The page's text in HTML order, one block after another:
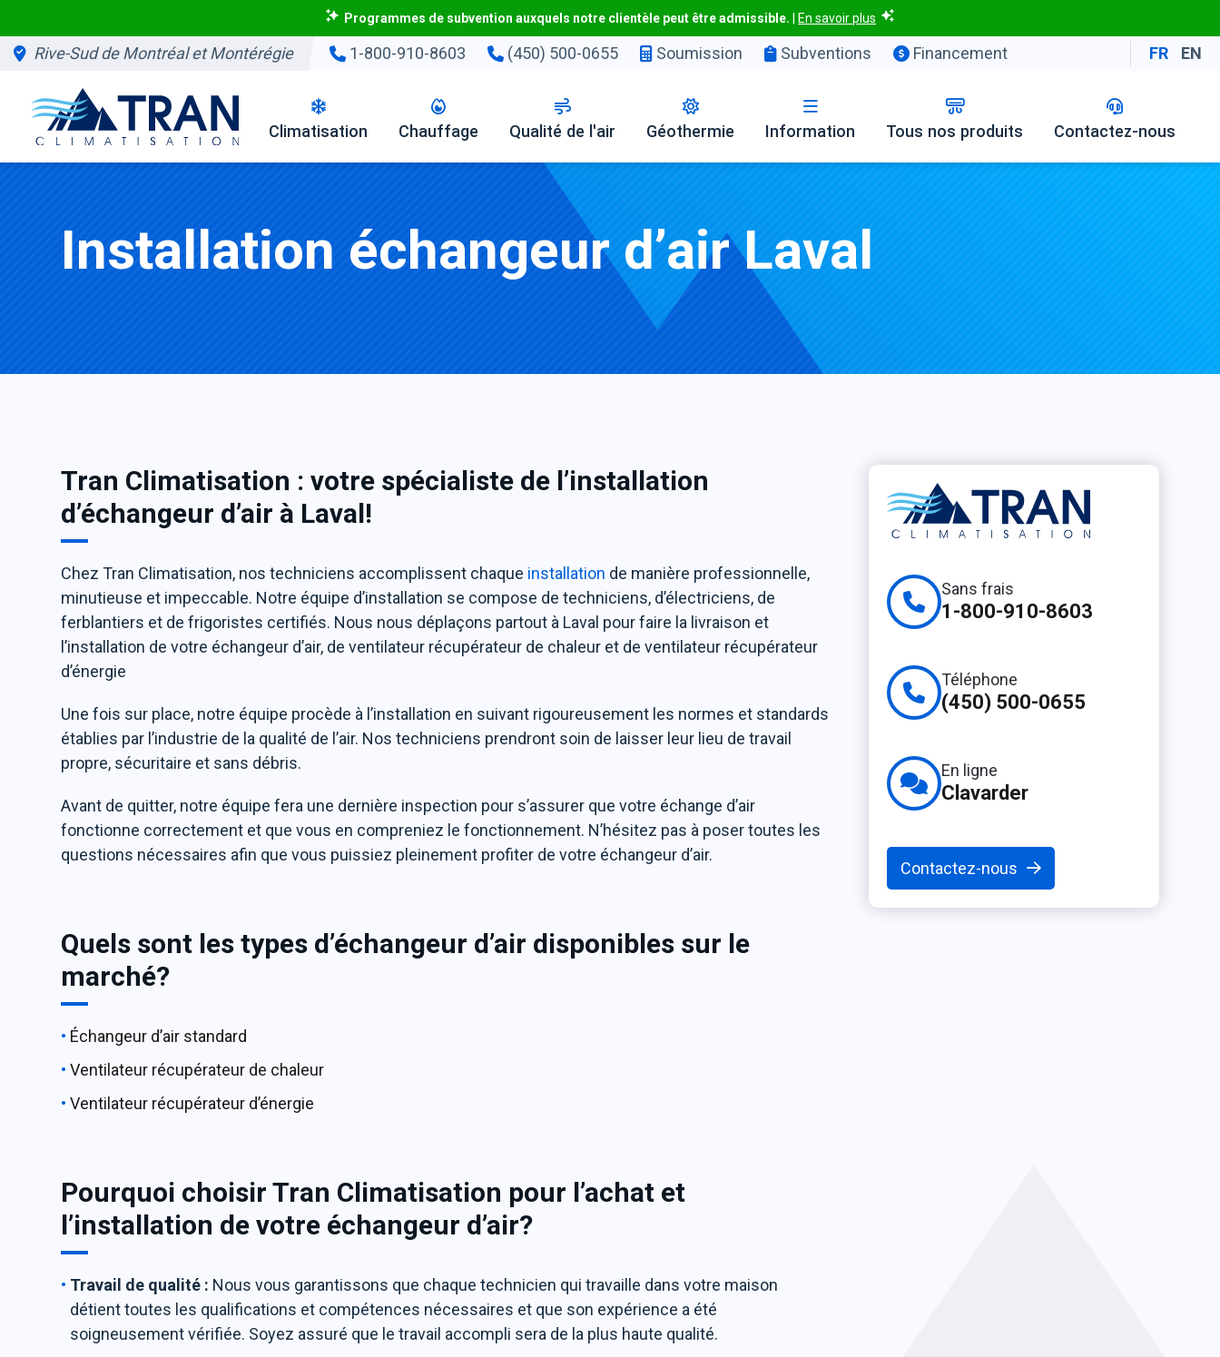
Programmes de subvention auxquels notre clientèle peut être admissible. En savoir plus
Rive-Sud de Montréal et Montérégie 1-800-910-8603 (450) 500-0655 Soumission Subventions Financement FR EN
Climatisation Chauffage Qualité de l'air Géothermie Information Tous nos produits Contactez-nous
Installation échangeur d’air Laval
Tran Climatisation : votre spécialiste de l’installation
d’échangeur d’air à Laval!
Chez Tran Climatisation, nos techniciens accomplissent chaque installation de manière professionnelle,
minutieuse et impeccable. Notre équipe d’installation se compose de techniciens, d’électriciens, de
ferblantiers et de frigoristes certifiés. Nous nous déplaçons partout à Laval pour faire la livraison et
l’installation de votre échangeur d’air, de ventilateur récupérateur de chaleur et de ventilateur récupérateur
d’énergie
Une fois sur place, notre équipe procède à l’installation en suivant rigoureusement les normes et standards
établies par l’industrie de la qualité de l’air. Nos techniciens prendront soin de laisser leur lieu de travail
propre, sécuritaire et sans débris.
Avant de quitter, notre équipe fera une dernière inspection pour s’assurer que votre échange d’air
fonctionne correctement et que vous en compreniez le fonctionnement. N’hésitez pas à poser toutes les
questions nécessaires afin que vous puissiez pleinement profiter de votre échangeur d’air.
Quels sont les types d’échangeur d’air disponibles sur le
marché?
Échangeur d’air standard
Ventilateur récupérateur de chaleur
Ventilateur récupérateur d’énergie
Pourquoi choisir Tran Climatisation pour l’achat et
l’installation de votre échangeur d’air?
Travail de qualité : Nous vous garantissons que chaque technicien qui travaille dans votre maison
détient toutes les qualifications et compétences nécessaires et que son expérience a été
soigneusement vérifiée. Soyez assuré que le travail accompli sera de la plus haute qualité.
Sans frais
1-800-910-8603
Téléphone
(450) 500-0655
En ligne
Clavarder
Contactez-nous